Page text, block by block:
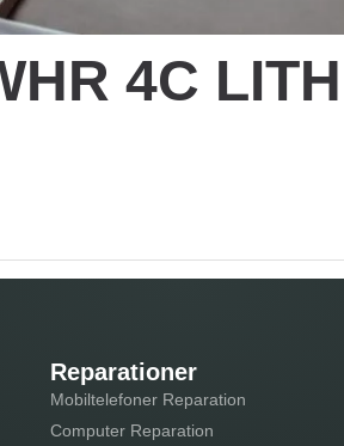
4C
Reparationer
Mobiltelefoner Reparation
Computer Reparation